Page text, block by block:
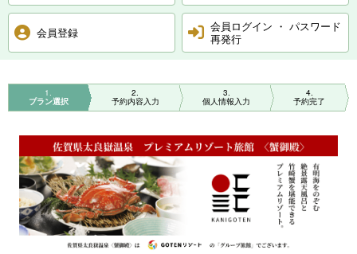
会員登録
会員ログイン ・ パスワード
再発行
1
プラン選択
2
予約内容入力
3
個人情報入力
4
予約完了